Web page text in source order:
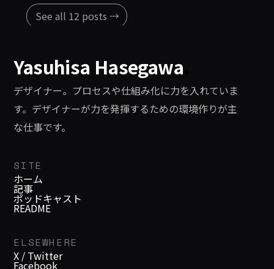
See all 12 posts →
Yasuhisa Hasegawa
デザイナー。プロセスや仕組み化に力を入れていま
す。デザイナーが力を発揮するための環境作りが主
な仕事です。
SITE
ホーム
記事
ポッドキャスト
README
ELSEWHERE
X / Twitter
Facebook